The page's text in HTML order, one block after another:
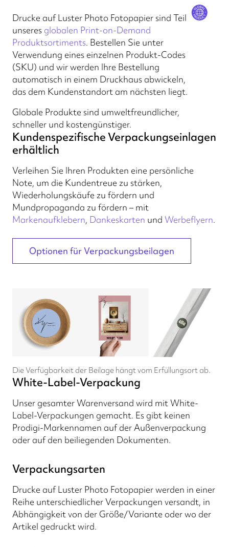
Drucke auf Luster Photo Fotopapier sind Teil
unseres globalen Print-on-Demand
Produktsortiments. Bestellen Sie unter
Verwendung eines einzelnen Produkt-Codes
(SKU) und wir werden Ihre Bestellung
automatisch in einem Druckhaus abwickeln,
das dem Kundenstandort am nächsten liegt.
Globale Produkte sind umweltfreundlicher,
schneller und kostengünstiger.
Kundenspezifische Verpackungseinlagen
erhältlich
Verleihen Sie Ihren Produkten eine persönliche
Note, um die Kundentreue zu stärken,
Wiederholungskäufe zu fördern und
Mundpropaganda zu fördern – mit
Markenaufklebern, Dankeskarten und Werbeflyern.
Optionen für Verpackungsbeilagen
Die Verfügbarkeit der Beilage hängt vom Erfüllungsort ab.
White-Label-Verpackung
Unser gesamter Warenversand wird mit White-
Label-Verpackungen gemacht. Es gibt keinen
Prodigi-Markennamen auf der Außenverpackung
oder auf den beiliegenden Dokumenten.
Verpackungsarten
Drucke auf Luster Photo Fotopapier werden in einer
Reihe unterschiedlicher Verpackungen versandt, in
Abhängigkeit von der Größe/Variante oder wo der
Artikel gedruckt wird.